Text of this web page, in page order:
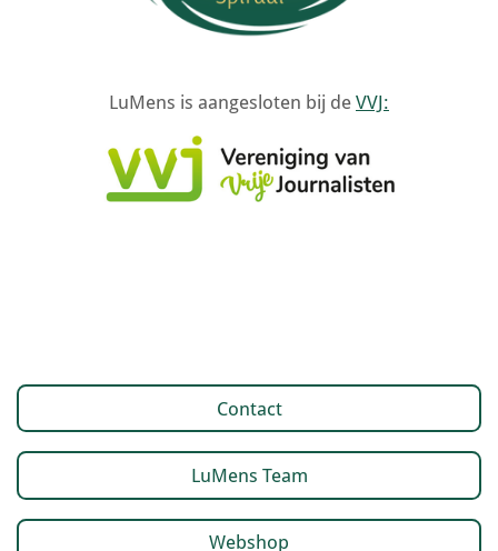
LuMens is aangesloten bij de VVJ:
Contact
LuMens Team
Webshop